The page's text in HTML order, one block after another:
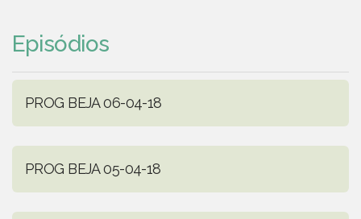
Episódios
PROG BEJA 06-04-18
PROG BEJA 05-04-18